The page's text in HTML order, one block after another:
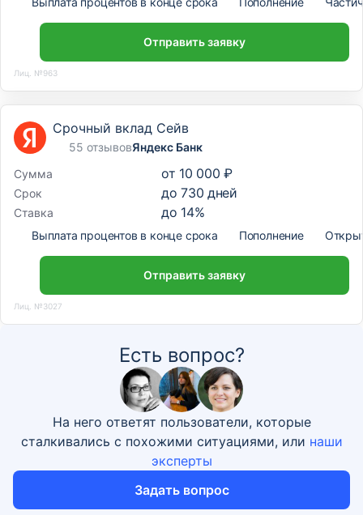
Отправить заявку
Лиц. №963
Срочный вклад Сейв
55 отзывовЯндекс Банк
Сумма
от 10 000 ₽
Срок до730 дней
Ставка до 14%
Выплата процентов в конце срока Пополнение
Отправить заявку
Лиц. №3027
Есть вопрос?
На него ответят пользователи, которые
сталкивались с похожими ситуациями, или наши
эксперты
Задать вопрос